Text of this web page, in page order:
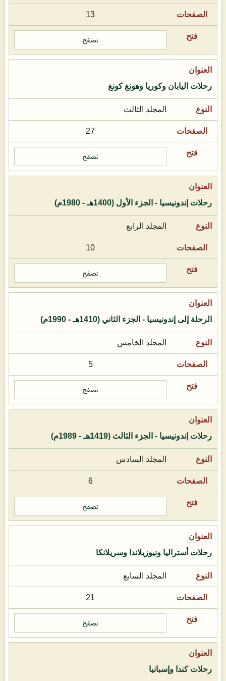
13
تصفح
رحلات اليابان وكوريا وهونغ كونغ
المجلد الثالث
27
تصفح
رحلات إندونيسيا - الجزء الأول (1400هـ - 1980م)
المجلد الرابع
10
تصفح
الرحلة إلى إندونيسيا - الجزء الثاني (1410هـ - 1990م)
المجلد الخامس
5
تصفح
رحلات إندونيسيا - الجزء الثالث (1419هـ - 1989م)
المجلد السادس
6
تصفح
رحلات أستراليا ونيوزيلاندا وسريلانكا
المجلد السابع
21
تصفح
رحلات كندا وإسبانيا